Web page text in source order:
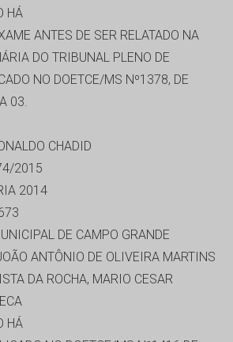
HÁ
ANTES DE SER RELATADO NA
DO TRIBUNAL PLENO DE
NO DOETCE/MS Nº1378, DE
03.
CHADID
2015
2014
DE CAMPO GRANDE
ANTÔNIO DE OLIVEIRA MARTINS
DA ROCHA, MARIO CESAR
HÁ